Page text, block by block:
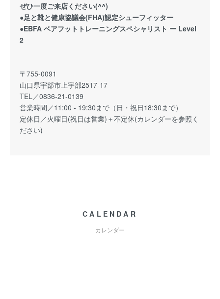
ぜひ一度ご来店ください(^^)
●足と靴と健康協議会(FHA)認定シューフィッター
●EBFA ベアフットトレーニングスペシャリスト ー Level
2
〒755-0091
山口県宇部市上宇部2517-17
TEL／0836-21-0139
営業時間／11:00 - 19:30まで（日・祝日18:30まで）
定休日／火曜日(祝日は営業)＋不定休(カレンダーを参照く
ださい)
CALENDAR
カレンダー